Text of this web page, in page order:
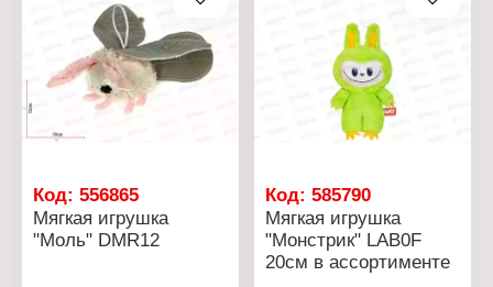
Код: 556865
Мягкая игрушка
"Моль" DMR12
Код:585790
Мягкая игрушка
"Монстрик" LAB0F
20см в ассортименте